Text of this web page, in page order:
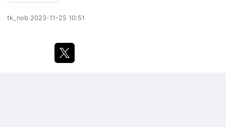
tk_nob 2023-11-25 10:51